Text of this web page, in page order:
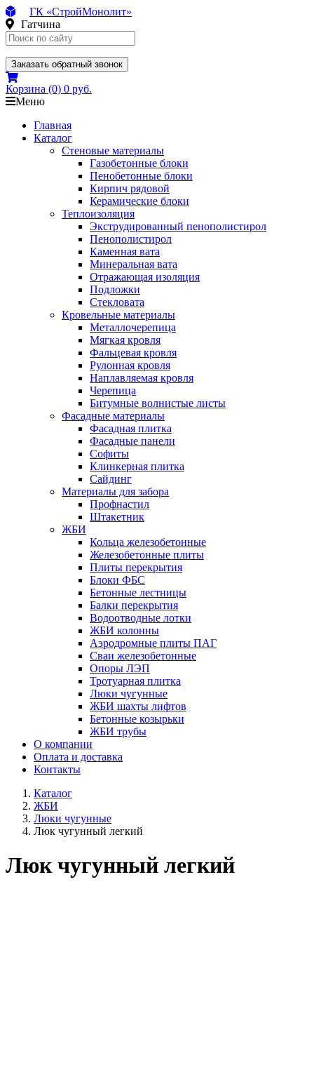
ГК «СтройМонолит»
Гатчина
Заказать обратный звонок
Корзина (0) 0 руб.
Меню
Главная
Каталог
Стеновые материалы
Газобетонные блоки
Пенобетонные блоки
Кирпич рядовой
Керамические блоки
Теплоизоляция
Экструдированный пенополистирол
Пенополистирол
Каменная вата
Минеральная вата
Отражающая изоляция
Подложки
Стекловата
Кровельные материалы
Металлочерепица
Мягкая кровля
Фальцевая кровля
Рулонная кровля
Наплавляемая кровля
Черепица
Битумные волнистые листы
Фасадные материалы
Фасадная плитка
Фасадные панели
Софиты
Клинкерная плитка
Сайдинг
Материалы для забора
Профнастил
Штакетник
ЖБИ
Кольца железобетонные
Железобетонные плиты
Плиты перекрытия
Блоки ФБС
Бетонные лестницы
Балки перекрытия
Водоотводные лотки
ЖБИ колонны
Аэродромные плиты ПАГ
Сваи железобетонные
Опоры ЛЭП
Тротуарная плитка
Люки чугунные
ЖБИ шахты лифтов
Бетонные козырьки
ЖБИ трубы
О компании
Оплата и доставка
Контакты
Каталог
ЖБИ
Люки чугунные
Люк чугунный легкий
Люк чугунный легкий